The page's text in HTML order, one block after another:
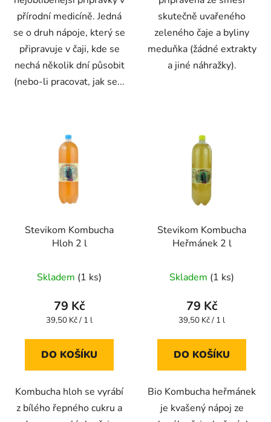
přírodní medicíně. Jedná
se o druh nápoje, který se
připravuje v čaji, kde se
nechá několik dní působit
(nebo-li pracovat, jak se...
skutečně uvařeného
zeleného čaje a byliny
meduňka (žádné extrakty
a jiné náhražky).
Stevikom Kombucha
Hloh 2 l
hodnocení
produktu
je
z
Skladem (1 ks)
79 Kč
Měrná
39,50 Kč / 1 l
DO KOŠÍKU
Kombucha hloh se vyrábí
z bílého řepného cukru a
Stevikom Kombucha
Heřmánek 2 l
hodnocení
produktu
je
z
Skladem (1 ks)
79 Kč
Měrná
39,50 Kč / 1 l
DO KOŠÍKU
Bio Kombucha heřmánek
je kvašený nápoj ze